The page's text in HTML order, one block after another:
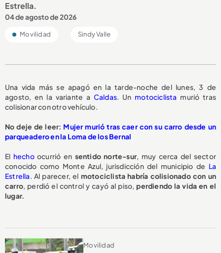
Estrella.
04 de agosto de 2026
Movilidad Sindy Valle
Una vida más se apagó en la tarde-noche del lunes, 3 de
agosto, en la variante a Caldas. Un motociclista murió tras
colisionar con otro vehículo.
No deje de leer: Mujer murió tras caer con su carro desde un
parqueadero en la Loma de los Bernal
El hechoocurrió en sentido norte-sur, muy cerca del sector
conocido como Monte Azul, jurisdicción del municipio de La
Estrella. Al parecer, el motociclista habría colisionado con un
carro, perdió el control y cayó al piso,perdiendo la vida en el
lugar.
Movilidad